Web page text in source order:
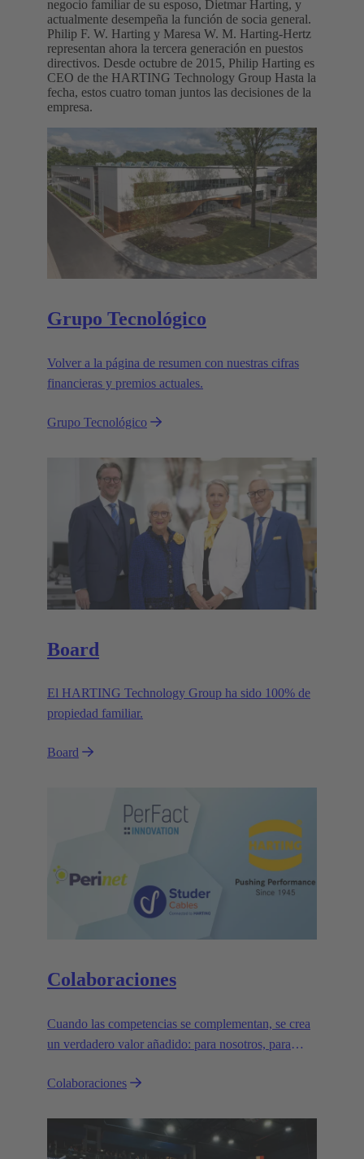
negocio familiar de su esposo, Dietmar Harting, y
actualmente desempeña la función de socia general.
Philip F. W. Harting y Maresa W. M. Harting-Hertz
representan ahora la tercera generación en puestos
directivos. Desde octubre de 2015, Philip Harting es
CEO de the HARTING Technology Group Hasta la
fecha, estos cuatro toman juntos las decisiones de la
empresa.
Grupo Tecnológico
Volver a la página de resumen con nuestras cifras
financieras y premios actuales.
Grupo Tecnológico
Board
El HARTING Technology Group ha sido 100% de
propiedad familiar.
Board
Colaboraciones
Cuando las competencias se complementan, se crea
un verdadero valor añadido: para nosotros, para
Colaboraciones